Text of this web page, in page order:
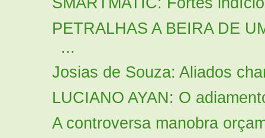
PETRALHAS A BEIRA DE
...
Josias de Souza: Aliados
LUCIANO AYAN: O
A controversa manobra